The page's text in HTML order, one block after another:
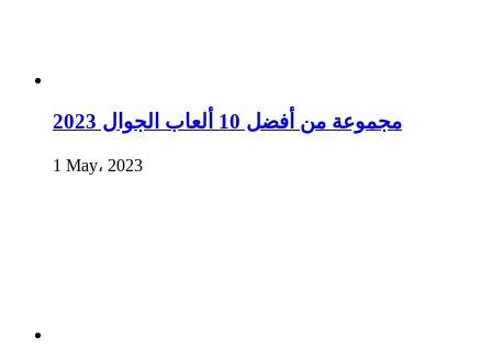
مجموعة من أفضل 10 ألعاب الجوال 2023
1 May، 2023